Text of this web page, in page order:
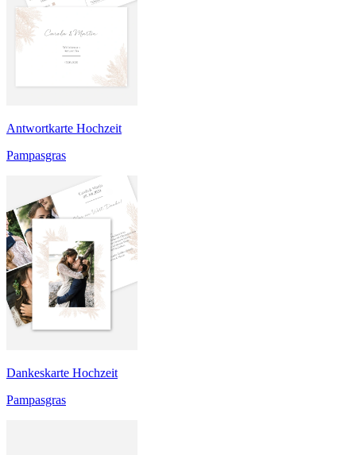
Antwortkarte Hochzeit
Pampasgras
Dankeskarte Hochzeit
Pampasgras